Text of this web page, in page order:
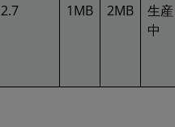
2.7 1MB 2MB
生産
中